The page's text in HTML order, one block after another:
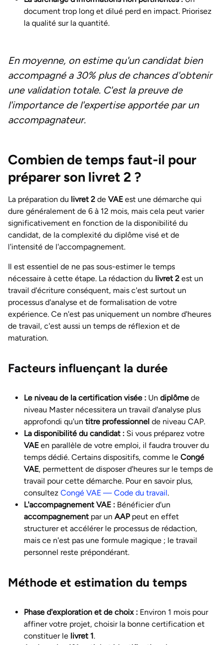
document trop long et dilué perd en impact. Priorisez
la qualité sur la quantité.
En moyenne, on estime qu'un candidat bien
accompagné a 30% plus de chances d'obtenir
une validation totale. C'est la preuve de
l'importance de l'expertise apportée par un
accompagnateur.
Combien de temps faut-il pour
préparer son livret 2 ?
La préparation du livret 2 de VAE est une démarche qui
dure généralement de 6 à 12 mois, mais cela peut varier
significativement en fonction de la disponibilité du
candidat, de la complexité du diplôme visé et de
l'intensité de l'accompagnement.
Il est essentiel de ne pas sous-estimer le temps
nécessaire à cette étape. La rédaction du livret 2 est un
travail d'écriture conséquent, mais c'est surtout un
processus d'analyse et de formalisation de votre
expérience. Ce n'est pas uniquement un nombre d'heures
de travail, c'est aussi un temps de réflexion et de
maturation.
Facteurs influençant la durée
Le niveau de la certification visée : Un diplôme de
niveau Master nécessitera un travail d'analyse plus
approfondi qu'un titre professionnel de niveau CAP.
La disponibilité du candidat : Si vous préparez votre
VAE en parallèle de votre emploi, il faudra trouver du
temps dédié. Certains dispositifs, comme le Congé
VAE, permettent de disposer d'heures sur le temps de
travail pour cette démarche. Pour en savoir plus,
consultez Congé VAE — Code du travail.
L'accompagnement VAE : Bénéficier d'un
accompagnementpar un AAPpeut en effet
structurer et accélérer le processus de rédaction,
mais ce n'est pas une formule magique ; le travail
personnel reste prépondérant.
Méthode et estimation du temps
Phase d'exploration et de choix : Environ 1 mois pour
affiner votre projet, choisir la bonne certification et
constituer le livret 1.